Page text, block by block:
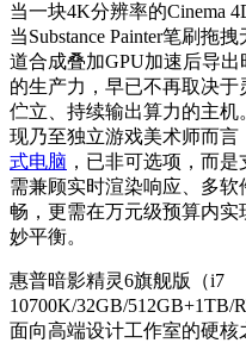
当一块4K分辨率的Cinema
当Substance Painter笔刷拖
道合成叠加GPU加速后导
的生产力，早已不再取决
伫立、持续输出算力的主
现乃至独立游戏美术师而言
式电脑 ，已非可选项，而
需兼顾实时渲染响应、多
畅，更需在万元级预算内
妙平衡。
惠普暗影精灵6旗舰版（i7
10700K/32GB/512GB+1TB/
面向高端设计工作室的硬核